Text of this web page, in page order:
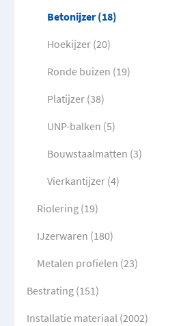
Betonijzer (18)
Hoekijzer (20)
Ronde buizen (19)
Platijzer (38)
UNP-balken (5)
Bouwstaalmatten (3)
Vierkantijzer (4)
Riolering (19)
IJzerwaren (180)
Metalen profielen (23)
Bestrating (151)
Installatie materiaal (2002)